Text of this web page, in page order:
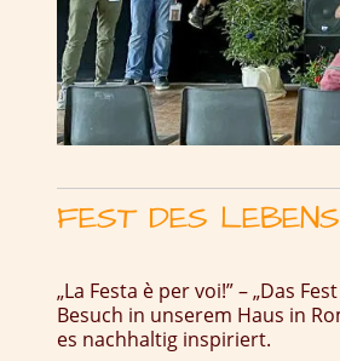
FEST DES
„La Festa è per voi!” – „Das
Besuch in unserem Haus in
es nachhaltig inspiriert.